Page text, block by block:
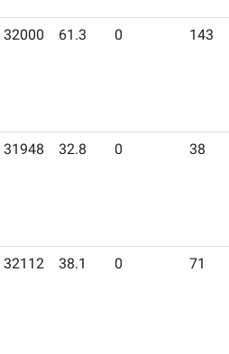
32000 61.3 0 143
31948 32.8 0 38
32112 38.1 0 71